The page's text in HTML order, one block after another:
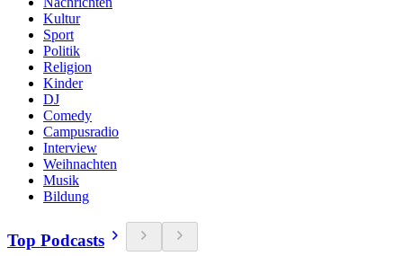
Kultur
Sport
Politik
Religion
Kinder
DJ
Comedy
Campusradio
Interview
Weihnachten
Musik
Bildung
Top Podcasts